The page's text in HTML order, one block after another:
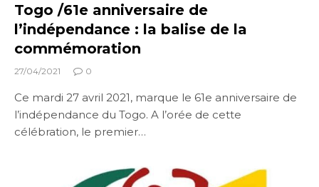
Togo /61e anniversaire de
l’indépendance : la balise de la
commémoration
27/04/2021 0
Ce mardi 27 avril 2021, marque le 61e anniversaire de
l’indépendance du Togo. A l’orée de cette
célébration, le premier…